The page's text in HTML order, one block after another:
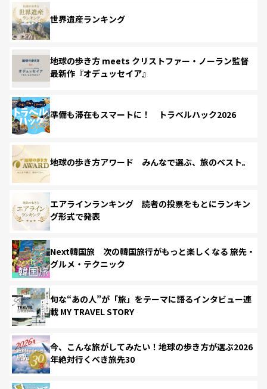
世界遺産ランキング
地球の歩き方 meets クリストファー・ノーラン監督
最新作『オデュッセイア』
準備も滞在もスマートに！ トラベルハック2026
地球の歩き方アワード みんなで選ぶ、旅のベスト。
エアラインランキング 読者の投票をもとにランキン
グ形式で発表
Next韓国旅 次の韓国旅行がもっと楽しくなる 旅先・
グルメ・テクニック
旬な“あの人”が「旅」をテーマに語るインタビュー連
載 MY TRAVEL STORY
今、こんな旅がしてみたい！地球の歩き方が選ぶ2026
年絶対行くべき旅先30